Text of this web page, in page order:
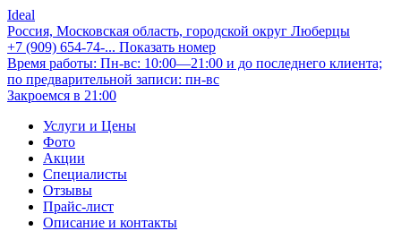
Ideal
Россия, Московская область, городской округ Люберцы
+7 (909) 654-74-... Показать номер
Время работы: Пн-вс: 10:00—21:00 и до последнего клиента;
по предварительной записи: пн-вс
Закроемся в 21:00
Услуги и Цены
Фото
Акции
Специалисты
Отзывы
Прайс-лист
Описание и контакты